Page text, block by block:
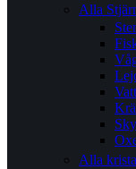
Alla
Alla